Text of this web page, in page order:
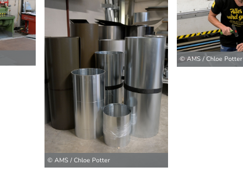
© AMS / Chloe Potter
© AMS / Chloe Potter